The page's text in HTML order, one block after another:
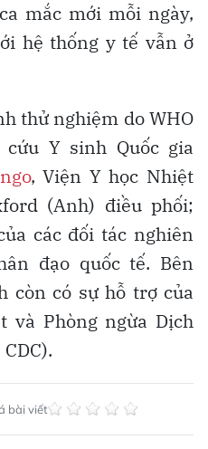
mắc mới mỗi ngày,
hệ thống y tế vẫn ở
thử nghiệm do WHO
Y sinh Quốc gia
, Viện Y học Nhiệt
(Anh) điều phối;
các đối tác nghiên
đạo quốc tế. Bên
còn có sự hỗ trợ của
và Phòng ngừa Dịch
bài viết